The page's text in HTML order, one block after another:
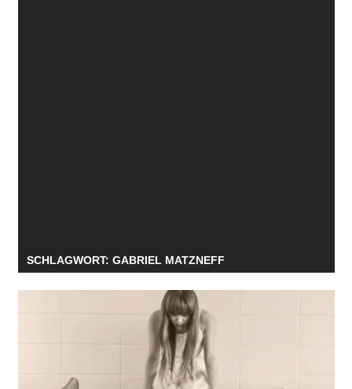
SCHLAGWORT: GABRIEL MATZNEFF